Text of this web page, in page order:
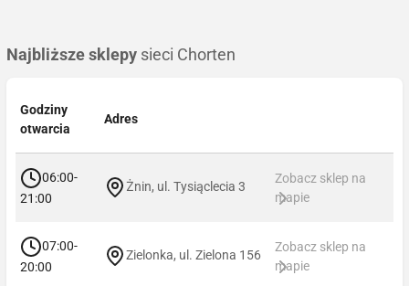
Najbliższe sklepy sieci Chorten
Godziny
otwarcia
Adres
06:00-
21:00
Żnin, ul. Tysiąclecia 3
Zobacz sklep na
mapie
07:00-
20:00
Zielonka, ul. Zielona 156
Zobacz sklep na
mapie